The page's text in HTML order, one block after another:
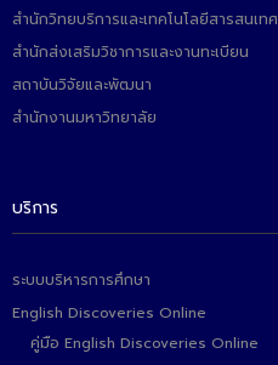
สำนักวิทยบริการและเทคโนโลยีสารสนเทศ
สำนักส่งเสริมวิชาการและงานทะเบียน
สถาบันวิจัยและพัฒนา
สำนักงานมหาวิทยาลัย
บริการ
ระบบบริหารการศึกษา
English Discoveries Online
คู่มือ English Discoveries Online